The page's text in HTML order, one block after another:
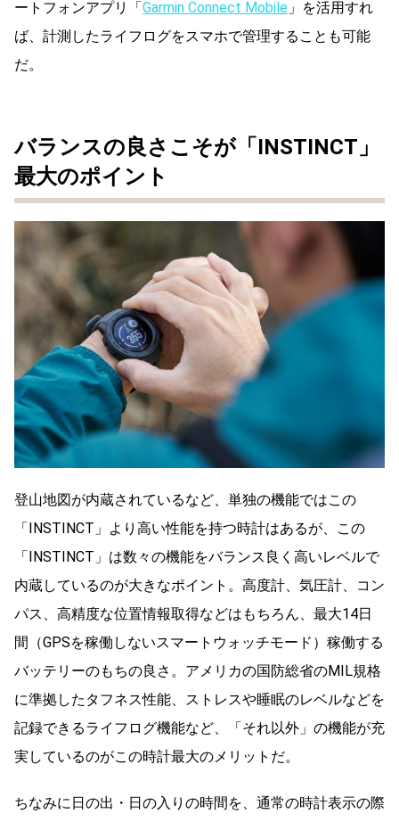
ートフォンアプリ「Garmin Connect Mobile 」を活用すれ
ば、計測したライフログをスマホで管理することも可能
だ。
バランスの良さこそが「INSTINCT」
最大のポイント
登山地図が内蔵されているなど、単独の機能ではこの
「INSTINCT」より高い性能を持つ時計はあるが、この
「INSTINCT」は数々の機能をバランス良く高いレベルで
内蔵しているのが大きなポイント。高度計、気圧計、コン
パス、高精度な位置情報取得などはもちろん、最大14日
間（GPSを稼働しないスマートウォッチモード）稼働する
バッテリーのもちの良さ。アメリカの国防総省のMIL規格
に準拠したタフネス性能、ストレスや睡眠のレベルなどを
記録できるライフログ機能など、「それ以外」の機能が充
実しているのがこの時計最大のメリットだ。
ちなみに日の出・日の入りの時間を、通常の時計表示の際